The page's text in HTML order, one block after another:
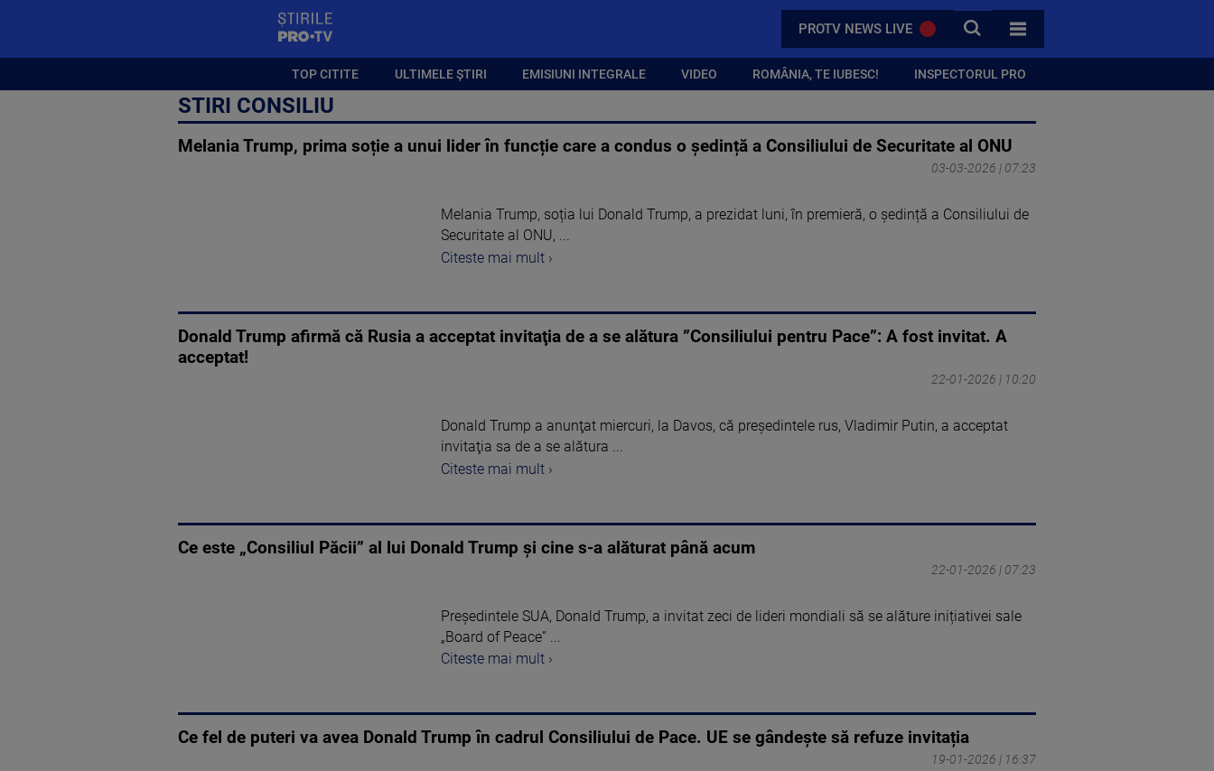
PROTV NEWS LIVE CAUTA
TOATE CATEGORIILE
TOP CITITE ULTIMELE ȘTIRI EMISIUNI INTEGRALE VIDEO ROMÂNIA, TE IUBESC! INSPECTORUL PRO
STIRI CONSILIU
Melania Trump, prima soție a unui lider în funcție care a condus o ședință a Consiliului de Securitate al ONU
03-03-2026 | 07:23
Melania Trump, soția lui Donald Trump, a prezidat luni, în premieră, o ședință a Consiliului de
Securitate al ONU, ...
Citeste mai mult ›
Donald Trump afirmă că Rusia a acceptat invitaţia de a se alătura ”Consiliului pentru Pace”: A fost invitat. A
acceptat!
22-01-2026 | 10:20
Donald Trump a anunţat miercuri, la Davos, că preşedintele rus, Vladimir Putin, a acceptat
invitaţia sa de a se alătura ...
Citeste mai mult ›
Ce este „Consiliul Păcii” al lui Donald Trump şi cine s-a alăturat până acum
22-01-2026 | 07:23
Președintele SUA, Donald Trump, a invitat zeci de lideri mondiali să se alăture inițiativei sale
„Board of Peace” ...
Citeste mai mult ›
Ce fel de puteri va avea Donald Trump în cadrul Consiliului de Pace. UE se gândește să refuze invitația
19-01-2026 | 16:37